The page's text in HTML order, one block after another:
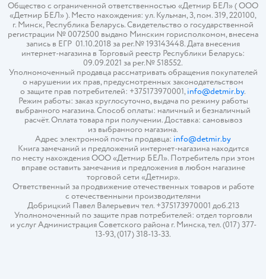
Общество с ограниченной ответственностью «Детмир БЕЛ» ( ООО
«Детмир БЕЛ» ). Место нахождения: ул. Кульман, 3, пом. 319, 220100,
г. Минск, Республика Беларусь. Свидетельство о государственной
регистрации № 0072500 выдано Минским горисполкомом, внесена
запись в ЕГР 01.10.2018 за рег.№ 193143448. Дата внесения
интернет-магазина в Торговый реестр Республики Беларусь:
09.09.2021 за рег.№ 518552.
Уполномоченный продавца рассматривать обращения покупателей
о нарушении их прав, предусмотренных законодательством
о защите прав потребителей: +375173970001,info@detmir.by.
Режим работы: заказ круглосуточно, выдача по режиму работы
выбранного магазина. Способ оплаты: наличный и безналичный
расчёт. Оплата товара при получении. Доставка: самовывоз
из выбранного магазина.
Адрес электронной почты продавца: info@detmir.by
Книга замечаний и предложений интернет-магазина находится
по месту нахождения ООО «Детмир БЕЛ». Потребитель при этом
вправе оставить замечания и предложения в любом магазине
торговой сети «Детмир».
Ответственный за продвижение отечественных товаров и работе
с отечественными производителями
Добрицкий Павел Валерьевич тел. +375173970001 доб.213
Уполномоченный по защите прав потребителей: отдел торговли
и услуг Администрация Советского района г. Минска, тел. (017) 377-
13-93, (017) 318-13-33.